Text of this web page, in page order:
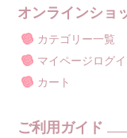
オンラインショ
カテゴリー一覧
マイページログ
カート
ご利用ガイド